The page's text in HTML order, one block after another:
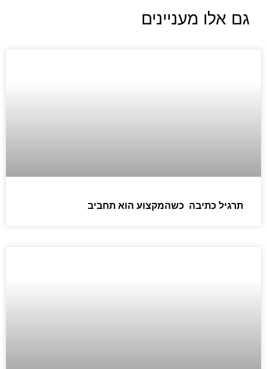
גם אלו מעניינים
תרגיל כתיבה כשהמקצוע הוא תחביב